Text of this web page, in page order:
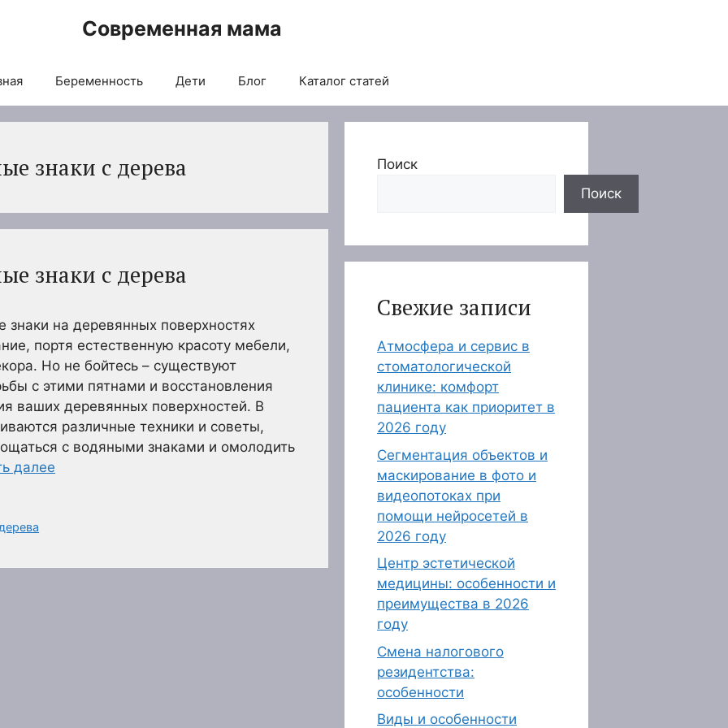
Современная мама
Беременность Дети Блог Каталог статей
знаки с дерева
знаки с дерева
на деревянных поверхностях
портя естественную красоту мебели,
Но не бойтесь – существуют
с этими пятнами и восстановления
ваших деревянных поверхностей. В
различные техники и советы,
с водяными знаками и омолодить
далее
Поиск
Поиск
Свежие записи
Атмосфера и сервис в
стоматологической
клинике: комфорт
пациента как приоритет в
2026 году
Сегментация объектов и
маскирование в фото и
видеопотоках при
помощи нейросетей в
2026 году
Центр эстетической
медицины: особенности и
преимущества в 2026
году
Смена налогового
резидентства:
особенности
Виды и особенности